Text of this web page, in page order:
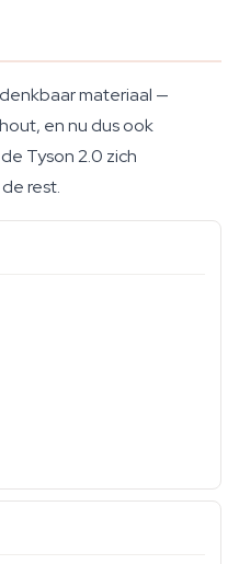
materiaal —
en nu dus ook
Tyson 2.0 zich
rest.